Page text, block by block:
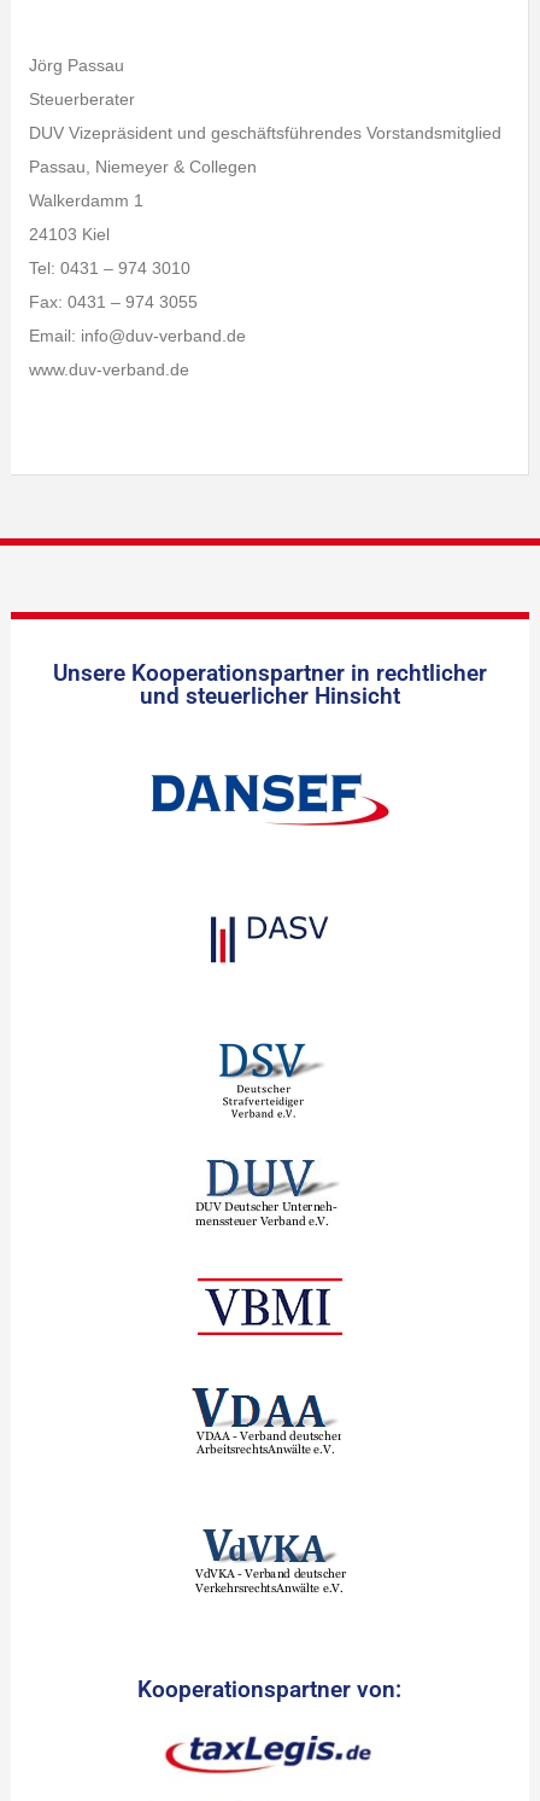
Jörg Passau
Steuerberater
DUV Vizepräsident und geschäftsführendes Vorstandsmitglied
Passau, Niemeyer & Collegen
Walkerdamm 1
24103 Kiel
Tel: 0431 – 974 3010
Fax: 0431 – 974 3055
Email: info@duv-verband.de
www.duv-verband.de
Unsere Kooperationspartner in rechtlicher
und steuerlicher Hinsicht
Kooperationspartner von: